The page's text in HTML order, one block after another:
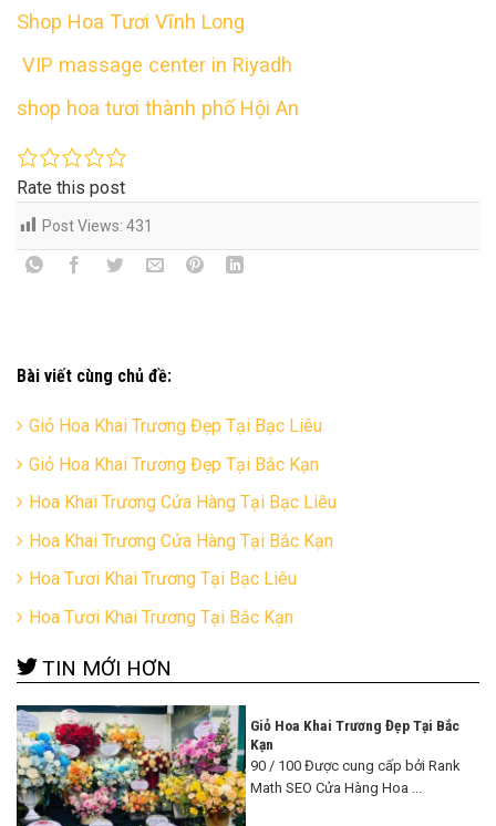
Shop Hoa Tươi Vĩnh Long
VIP massage center in Riyadh
shop hoa tươi thành phố Hội An
Rate this post
Post Views: 431
Bài viết cùng chủ đề:
Giỏ Hoa Khai Trương Đẹp Tại Bạc Liêu
Giỏ Hoa Khai Trương Đẹp Tại Bắc Kạn
Hoa Khai Trương Cửa Hàng Tại Bạc Liêu
Hoa Khai Trương Cửa Hàng Tại Bắc Kạn
Hoa Tươi Khai Trương Tại Bạc Liêu
Hoa Tươi Khai Trương Tại Bắc Kạn
TIN MỚI HƠN
Giỏ Hoa Khai Trương Đẹp Tại Bắc
Kạn
90 / 100 Được cung cấp bởi Rank
Math SEO Cửa Hàng Hoa ...